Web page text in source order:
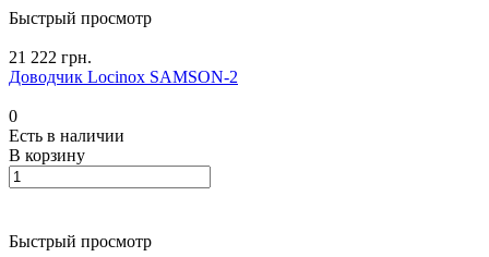
Быстрый просмотр
21 222 грн.
Доводчик Locinox SAMSON-2
0
Есть в наличии
В корзину
Быстрый просмотр